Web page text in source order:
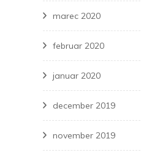
marec 2020
februar 2020
januar 2020
december 2019
november 2019